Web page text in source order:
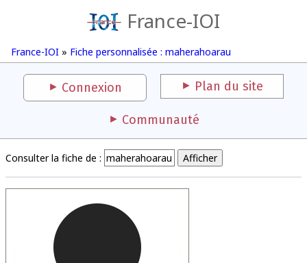
France-IOI
France-IOI » Fiche personnalisée : maherahoarau
Connexion Plan du site
Communauté
Consulter la fiche de :